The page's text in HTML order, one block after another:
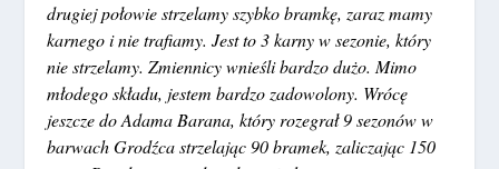
drugiej połowie strzelamy szybko bramkę, zaraz mamy
karnego i nie trafiamy. Jest to 3 karny w sezonie, który
nie strzelamy. Zmiennicy wnieśli bardzo dużo. Mimo
młodego składu, jestem bardzo zadowolony. Wrócę
jeszcze do Adama Barana, który rozegrał 9 sezonów w
barwach Grodźca strzelając 90 bramek, zaliczając 150